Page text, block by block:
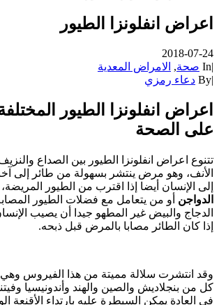
اعراض انفلونزا الطيور
2018-07-24
|
In صحة, الامراض المعدية
|
By دعاء رمزي
اعراض انفلونزا الطيور
على الصحة
تتنوع اعراض انفلونزا الطيور بين الصداع
الأنف، وهو مرض ينتشر بسهولة من طائر إلى
إلى الإنسان أيضا إذا اقترب من الطيور
الدواجن أو من يتعامل مع فضلات الطيور
الدجاج والبيض غير المطهو جيدا أن يصيب الإنسان
إذا كان الطائر مصابا بالمرض قبل ذبحه.
وقد انتشرت سلالة مميتة من هذا الفيروس وهي
كل من بنجلاديش والصين والهند وأندونيسيا
في العادة يمكن السيطرة عليه بارتداء الأقنعة